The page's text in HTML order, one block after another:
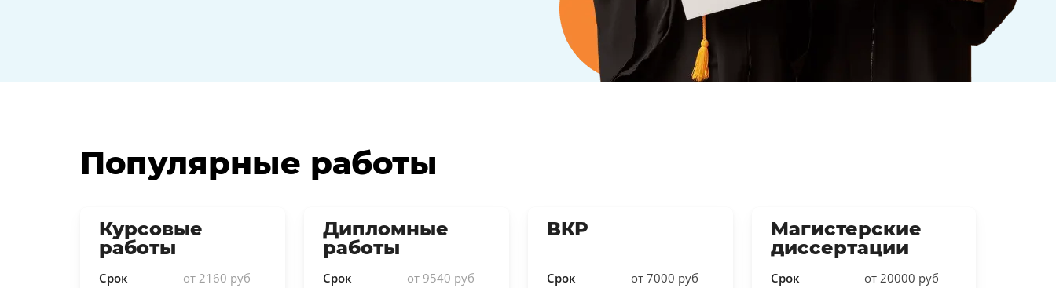
Популярные работы
Курсовые
работы
Срок
от 2160 руб
Дипломные
работы
Срок
от 9540 руб
ВКР
Срок
от 7000 руб
Магистерские
диссертации
Срок
от 20000 руб